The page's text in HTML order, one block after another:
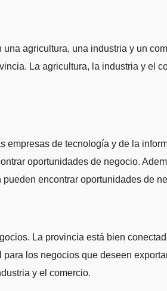
agricultura, una industria y un
La agricultura, la industria y el
de tecnología y de la
oportunidades de negocio.
encontrar oportunidades de
La provincia está bien
los negocios que deseen
y el comercio.